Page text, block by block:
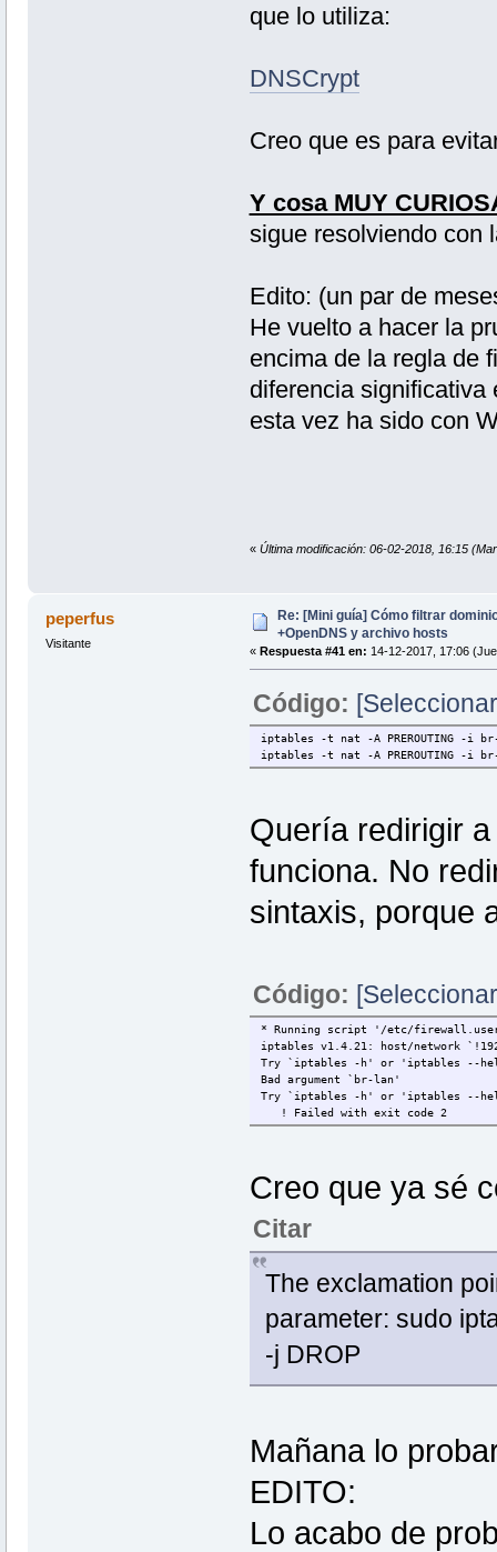
que lo utiliza:
DNSCrypt
Creo que es para
Y cosa MUY
sigue resolviendo con
Edito: (un par de
He vuelto a hacer la
encima de la regla de
diferencia significativa
esta vez ha sido con
« Última modificación: 06-02-2018, 16:15
peperfus
Visitante
Re: [Mini guía] Cómo filtrar
+OpenDNS y archivo hosts
« Respuesta #41 en: 14-12-2017, 17:06
Código:
iptables -t nat -A PREROUTING -i
iptables -t nat -A PREROUTING -i
Quería redirigir
funciona. No
sintaxis, porque
Código:
* Running script '/etc/
iptables v1.4.21: host/network
Try `iptables -h' or 'iptables --
Bad argument `br-lan'
Try `iptables -h' or 'iptables --
! Failed with exit code 2
Creo que ya sé
Citar
The exclamation
parameter: sudo
-j DROP
Mañana lo
EDITO:
Lo acabo de